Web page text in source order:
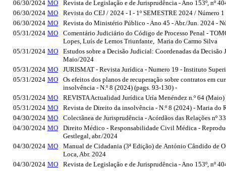
06/30/2024 MO
Revista de Legislação e de Jurisprudência - Ano 153º, nº
06/30/2024 MO
Revista do CEJ / 2024 - I - 1º SEMESTRE 2024 / Número
06/30/2024 MO
Revista do Ministério Público - Ano 45 - Abr./Jun. 2024 -
05/31/2024 MO
Comentário Judiciário do Código de Processo Penal -
Lopes, Luís de Lemos Triunfante, Maria do Carmo Silva
05/31/2024 MO
Estudos sobre a Decisão Judicial: Coordenadas da
Maio/2024
05/31/2024 MO
JURISMAT - Revista Jurídica - Numero 19 - Instituto
05/31/2024 MO
Os efeitos dos planos de recuperação sobre contratos em
insolvência - N.º 8 (2024) (pags. 93-130) -
05/31/2024 MO
REVISTA Actualidad Jurídica Uría Menéndez n.º 64
05/31/2024 MO
Revista de Direito da insolvência - N.º 8 (2024) - Maria
04/30/2024 MO
Colectânea de Jurisprudência - Acórdãos das Relações
04/30/2024 MO
Direito Médico - Responsabilidade Civil Médica -
Gestlegal, abr./2024
04/30/2024 MO
Manual de Cidadania (3ª Edição) de António Cândido de
Loca, Abr. 2024
04/30/2024 MO
Revista de Legislação e de Jurisprudência - Ano 153º, nº